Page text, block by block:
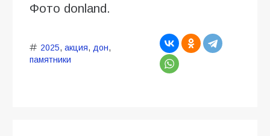
Фото donland.
2025, акция, дон,
памятники